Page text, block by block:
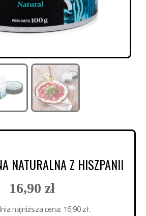
NATURALNA Z HISZPANII
16,90 zł
najniższa cena: 16,90zł.